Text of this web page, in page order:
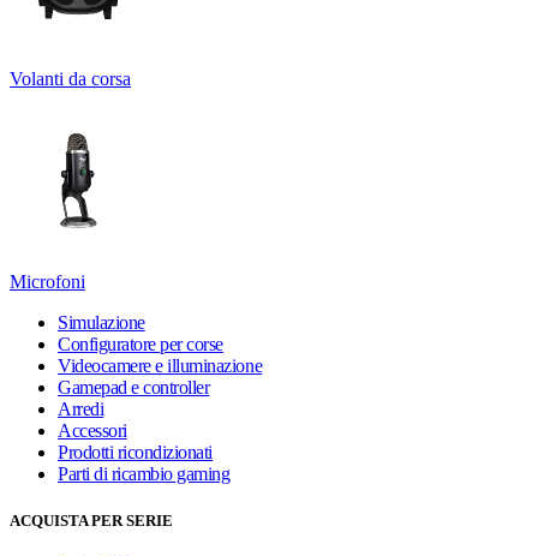
Volanti da corsa
Microfoni
Simulazione
Configuratore per corse
Videocamere e illuminazione
Gamepad e controller
Arredi
Accessori
Prodotti ricondizionati
Parti di ricambio gaming
ACQUISTA PER SERIE